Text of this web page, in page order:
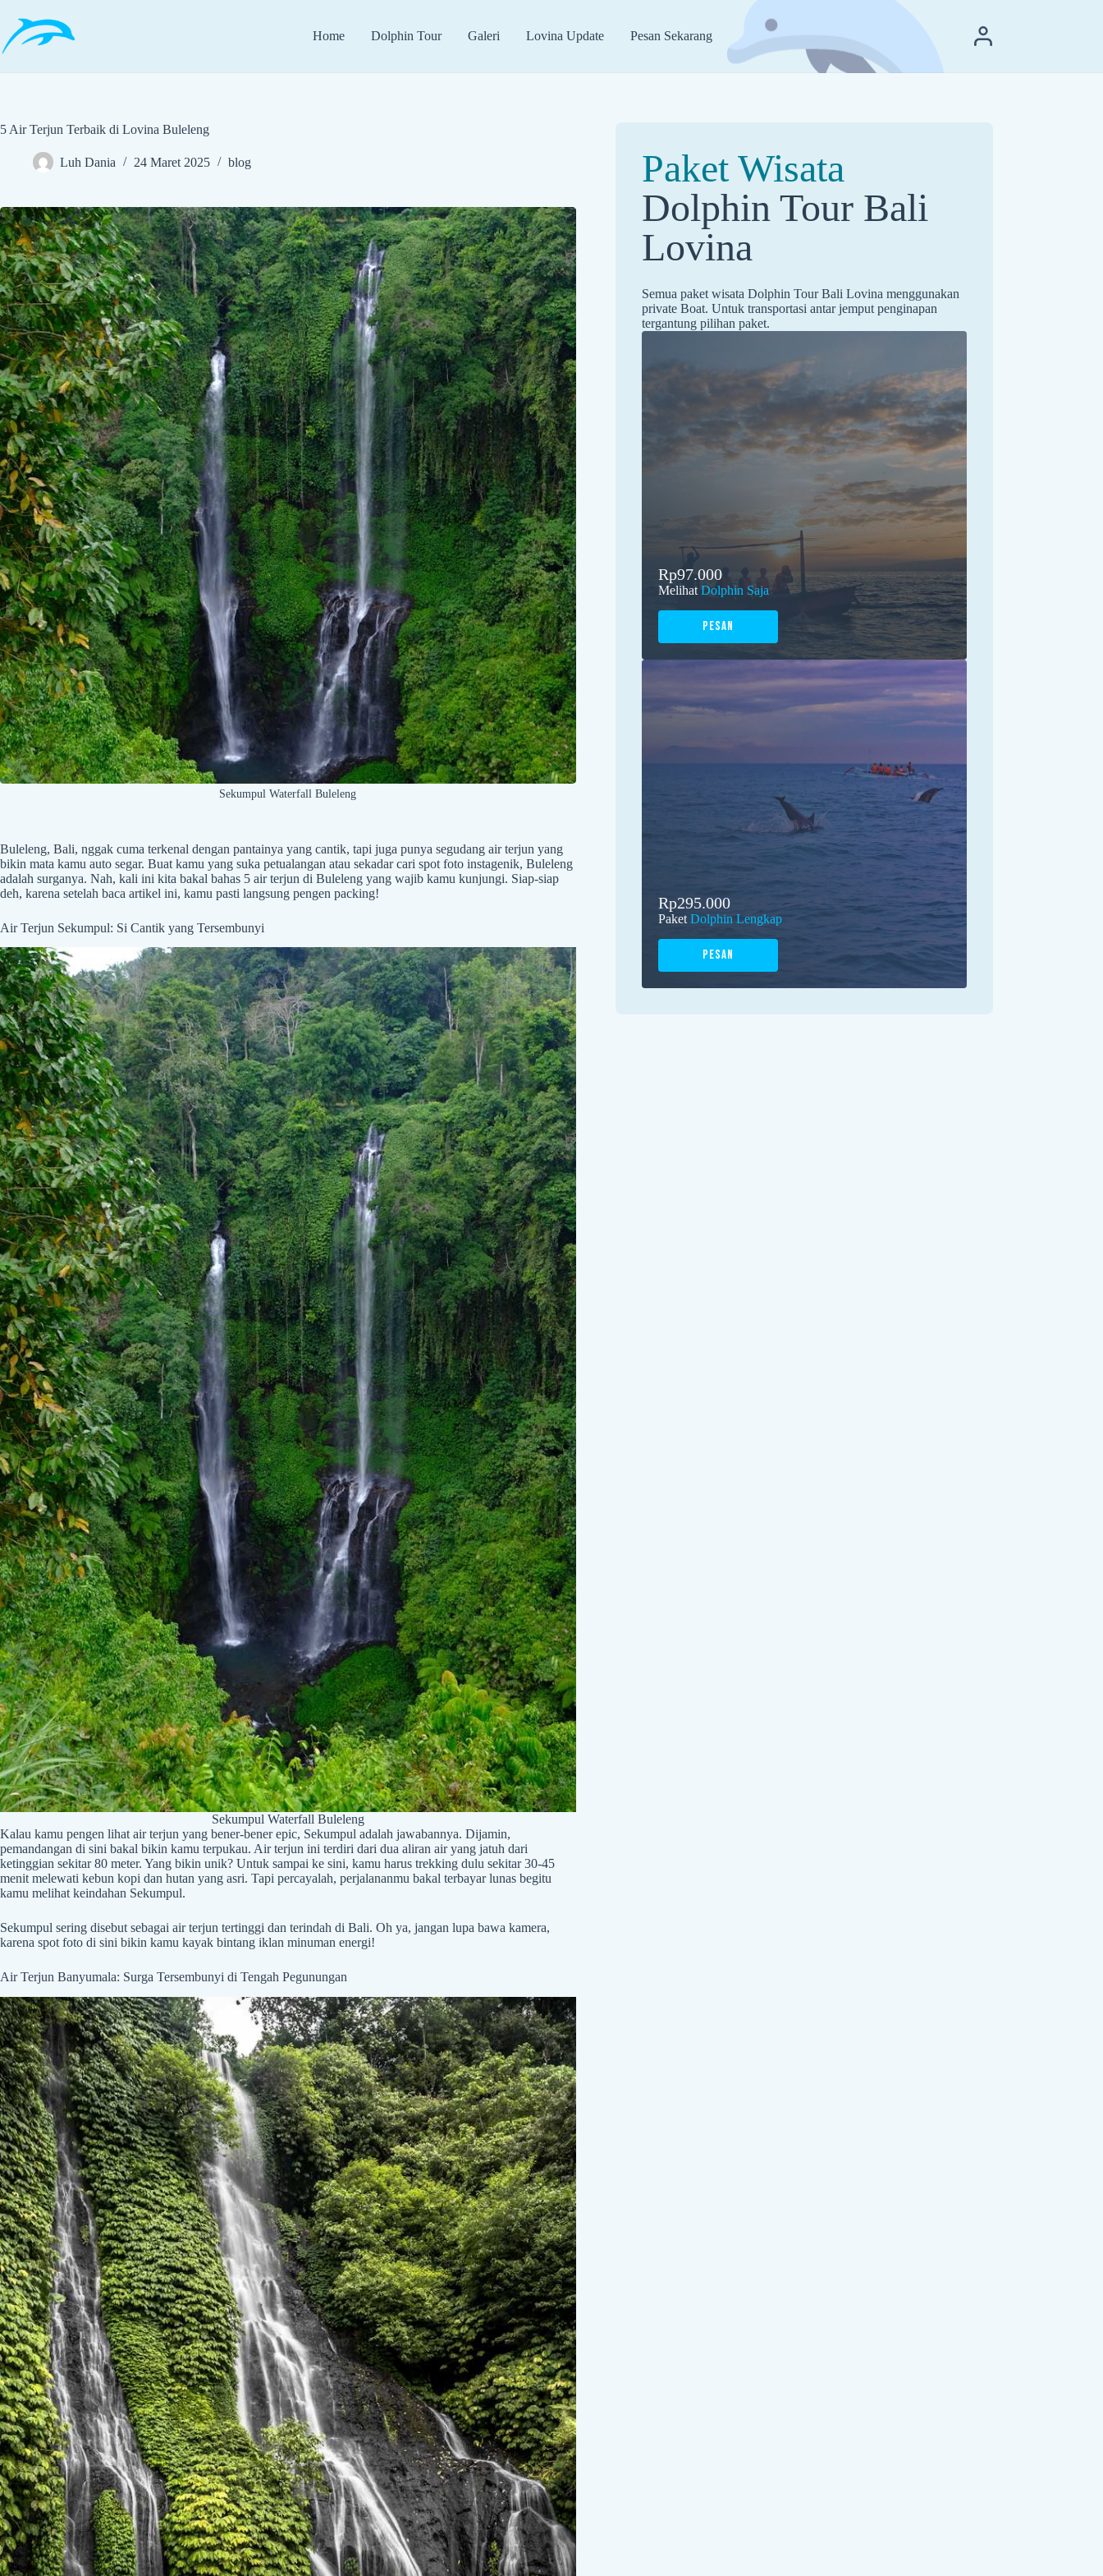
content
Home Dolphin Tour Galeri Lovina Update Pesan Sekarang
5 Air Terjun Terbaik di Lovina Buleleng
Luh Dania 24 Maret 2025 blog
Sekumpul Waterfall Buleleng
Buleleng, Bali, nggak cuma terkenal dengan pantainya yang cantik, tapi juga punya segudang air terjun yang
bikin mata kamu auto segar. Buat kamu yang suka petualangan atau sekadar cari spot foto instagenik, Buleleng
adalah surganya. Nah, kali ini kita bakal bahas 5 air terjun di Buleleng yang wajib kamu kunjungi. Siap-siap
deh, karena setelah baca artikel ini, kamu pasti langsung pengen packing!
Air Terjun Sekumpul: Si Cantik yang Tersembunyi
Sekumpul Waterfall Buleleng
Kalau kamu pengen lihat air terjun yang bener-bener epic, Sekumpul adalah jawabannya. Dijamin,
pemandangan di sini bakal bikin kamu terpukau. Air terjun ini terdiri dari dua aliran air yang jatuh dari
ketinggian sekitar 80 meter. Yang bikin unik? Untuk sampai ke sini, kamu harus trekking dulu sekitar 30-45
menit melewati kebun kopi dan hutan yang asri. Tapi percayalah, perjalananmu bakal terbayar lunas begitu
kamu melihat keindahan Sekumpul.
Sekumpul sering disebut sebagai air terjun tertinggi dan terindah di Bali. Oh ya, jangan lupa bawa kamera,
karena spot foto di sini bikin kamu kayak bintang iklan minuman energi!
Air Terjun Banyumala: Surga Tersembunyi di Tengah Pegunungan
Paket Wisata
Dolphin Tour Bali
Lovina
Semua paket wisata Dolphin Tour Bali Lovina menggunakan
private Boat. Untuk transportasi antar jemput penginapan
tergantung pilihan paket.
Rp97.000
Melihat Dolphin Saja
Pesan
Rp295.000
Paket Dolphin Lengkap
Pesan